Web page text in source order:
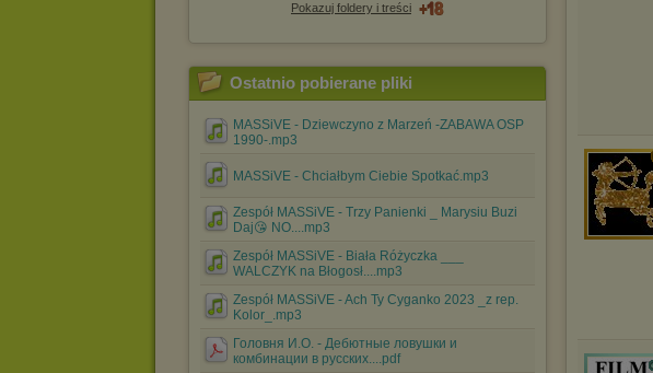
Pokazuj foldery i treści
Ostatnio pobierane pliki
MASSiVE - Dziewczyno z Marzeń -ZABAWA OSP
1990-.mp3
MASSiVE - Chciałbym Ciebie Spotkać.mp3
Zespół MASSiVE - Trzy Panienki _ Marysiu Buzi
Daj😘 NO....mp3
Zespół MASSiVE - Biała Różyczka ___
WALCZYK na Błogosł....mp3
Zespół MASSiVE - Ach Ty Cyganko 2023 _z rep.
Kolor_.mp3
Головня И.О. - Дебютные ловушки и
комбинации в русских....pdf